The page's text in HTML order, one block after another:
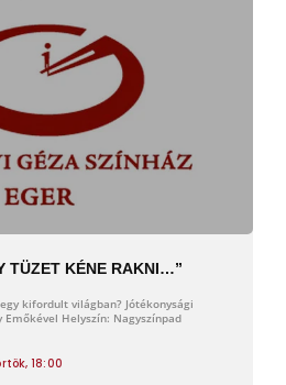
TÜZET KÉNE RAKNI…”
kifordult világban? Jótékonysági
Helyszín: Nagyszínpad
18:00